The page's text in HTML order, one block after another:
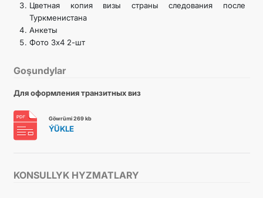
KONSULLYK HYZMATLARY
KONSULLYK HYZMATLARY
Цветная копия визы страны следования после
Туркменистана
Анкеты
Фото 3х4 2-шт
Goşundylar
Для оформления транзитных виз
Göwrümi 269 kb
ÝÜKLE